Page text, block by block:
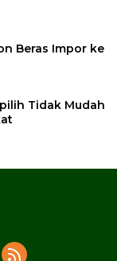
Beras Impor ke
Tidak Mudah